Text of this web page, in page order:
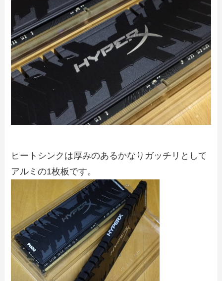
ヒートシンクは厚みのあるかなりガッチリとして
アルミの1枚板です。